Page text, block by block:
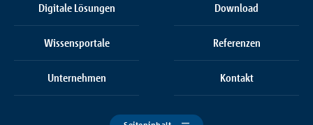
Digitale Lösungen Download
Wissensportale Referenzen
Unternehmen Kontakt